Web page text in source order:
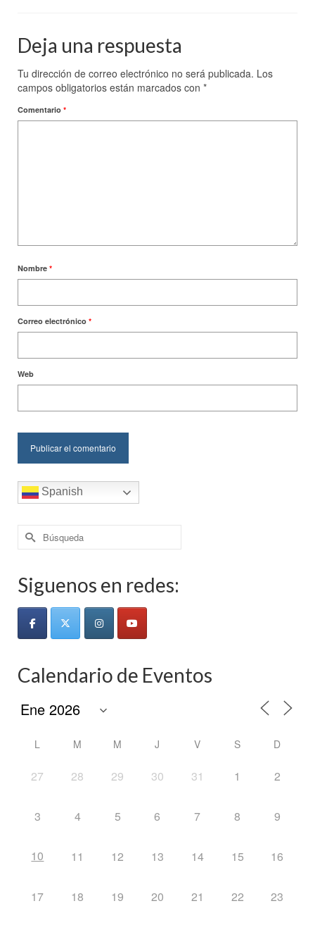
Deja una respuesta
Tu dirección de correo electrónico no será publicada. Los
campos obligatorios están marcados con *
Comentario *
Nombre *
Correo electrónico *
Web
Spanish
Buscar
por:
Siguenos en redes:
Calendario de Eventos
L M M J V S D
27 28 29 30 31 1 2
3 4 5 6 7 8 9
10 11 12 13 14 15 16
17 18 19 20 21 22 23